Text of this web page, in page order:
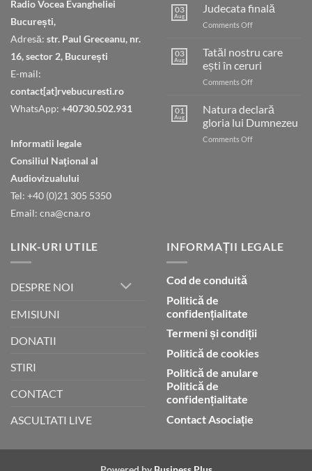
Radio Vocea Evangheliei
București,
Adresă: str. Paul Greceanu, nr.
16, sector 2, București
E-mail:
contact[at]rvebucuresti.ro
WhatsApp: +40730.502.931
Informatii legale
Consiliul Naţional al
Audiovizualului
Tel: +40 (0)21 305 5350
Email: cna@cna.ro
03
Aug
Judecata finală
Comments Offon
03
Aug
Tatăl nostru care
ești în ceruri
Comments Offon
nostru
care
ești
în
01
Aug
Natura declară
gloria lui Dumnezeu
Comments Offon
LINK-URI UTILE
DESPRE NOI
EMISIUNI
DONATII
STIRI
CONTACT
ASCULTATI LIVE
INFORMAȚII LEGALE
Cod de conduită
Politică de
confidențialitate
Termeni și condiții
Politică de cookies
Politică de anulare
Politică de
confidențialitate
Contact Asociație